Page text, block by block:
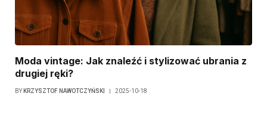
Moda vintage: Jak znaleźć i stylizować ubrania z
drugiej ręki?
BY KRZYSZTOF NAWOTCZYŃSKI 2025-10-18